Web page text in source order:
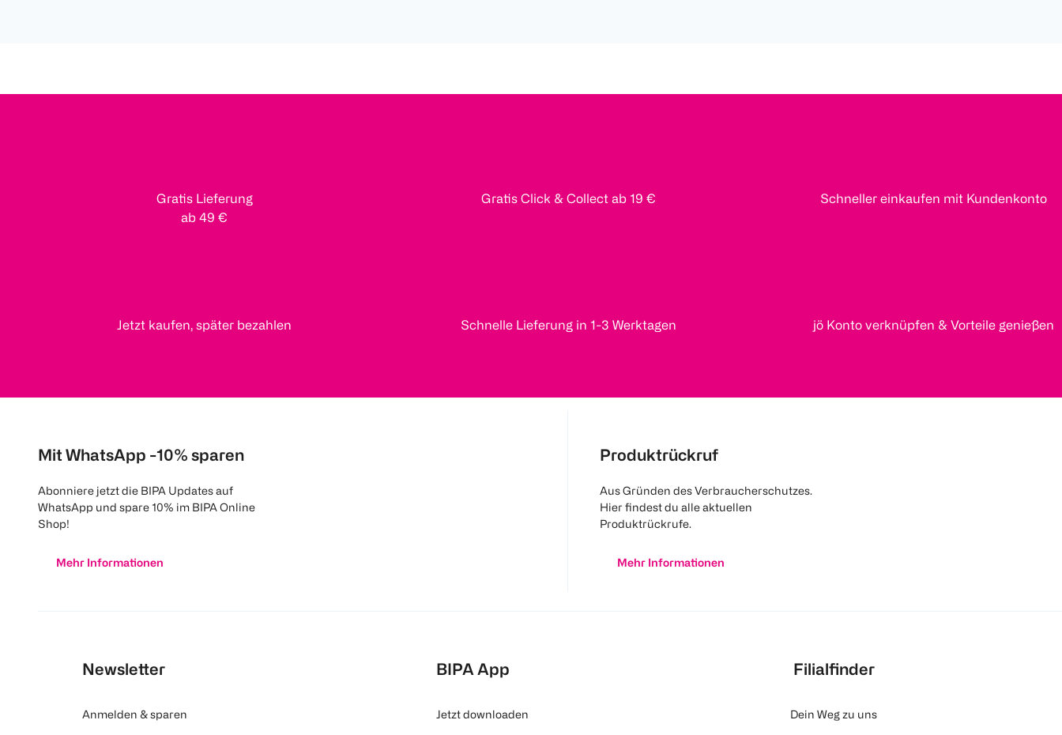
Gratis Lieferung
ab 49 €
Gratis Click & Collect ab 19 € Schneller einkaufen mit Kundenkonto
Jetzt kaufen, später bezahlen Schnelle Lieferung in 1-3 Werktagen jö Konto verknüpfen & Vorteile genießen
Mit WhatsApp -10% sparen
Abonniere jetzt die BIPA Updates auf
WhatsApp und spare 10% im BIPA Online
Shop!
Mehr Informationen
Produktrückruf
Aus Gründen des Verbraucherschutzes.
Hier findest du alle aktuellen
Produktrückrufe.
Mehr Informationen
Newsletter
Anmelden & sparen
BIPA App
Jetzt downloaden
Filialfinder
Dein Weg zu uns